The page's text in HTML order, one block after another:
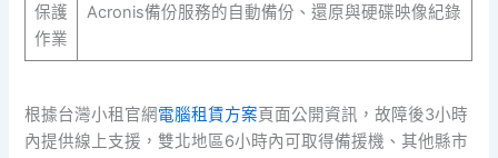
保護
作業
Acronis備份服務的自動備份、還原與硬碟映像紀錄
根據台灣小租官網電腦租賃方案頁面公開資訊，故障後3小時
內提供線上支援，雙北地區6小時內可取得備援機、其他縣市